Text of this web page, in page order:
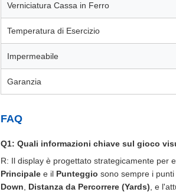
Verniciatura Cassa in Ferro
Temperatura di Esercizio
Impermeabile
Garanzia
FAQ
Q1: Quali informazioni chiave sul gioco
R: Il display è progettato strategicamente per
Principale e il Punteggio sono sempre i
Down
Distanza da Percorrere (Yards) , e